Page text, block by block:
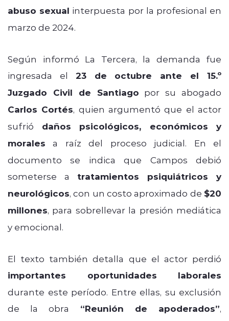
abuso sexual interpuesta por la profesional en
marzo de 2024.
Según informó La Tercera, la demanda fue
ingresada el 23 de octubre ante el 15.º
Juzgado Civil de Santiago por su abogado
Carlos Cortés, quien argumentó que el actor
sufrió daños psicológicos, económicos y
morales a raíz del proceso judicial. En el
documento se indica que Campos debió
someterse a tratamientos psiquiátricos y
neurológicos, con un costo aproximado de $20
millones, para sobrellevar la presión mediática
y emocional.
El texto también detalla que el actor perdió
importantes oportunidades laborales
durante este período. Entre ellas, su exclusión
de la obra “Reunión de apoderados”,